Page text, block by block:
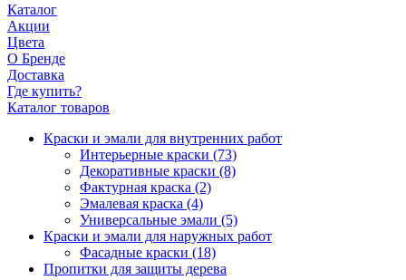
Каталог
Акции
Цвета
О Бренде
Доставка
Где купить?
Каталог товаров
Краски и эмали для внутренних работ
Интерьерные краски (73)
Декоративные краски (8)
Фактурная краска (2)
Эмалевая краска (4)
Универсальные эмали (5)
Краски и эмали для наружных работ
Фасадные краски (18)
Пропитки для защиты дерева